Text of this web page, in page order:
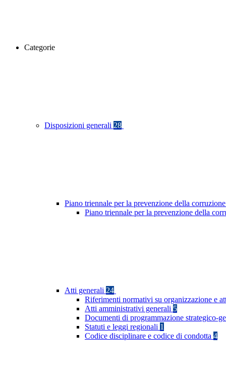
Categorie
Disposizioni generali 28
Piano triennale per la prevenzione della
Piano triennale per la prevenzione della
Atti generali 24
Riferimenti normativi su organizzazione e
Atti amministrativi generali 5
Documenti di programmazione strategico-
Statuti e leggi regionali 1
Codice disciplinare e codice di condotta 4